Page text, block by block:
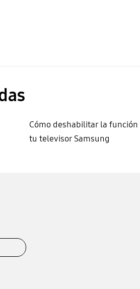
Cómo deshabilitar la función
tu televisor Samsung